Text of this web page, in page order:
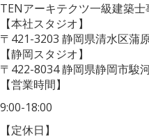
TENアーキテクツ一級建築士
【本社スタジオ】
〒421-3203 静岡県清水区蒲
【静岡スタジオ】
〒422-8034静岡県静岡市駿
【営業時間】
9:00-18:00
【定休日】